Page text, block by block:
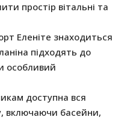
простір вітальні та
Еленіте знаходиться
підходять до
особливий
доступна вся
включаючи басейни,